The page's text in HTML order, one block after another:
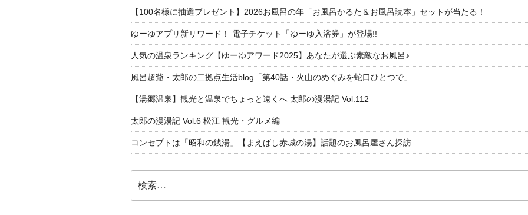
【100名様に抽選プレゼント】2026お風呂の年「お風呂かるた＆お風呂読本」セットが当たる！
ゆーゆアプリ新リワード！ 電子チケット「ゆーゆ入浴券」が登場!!
人気の温泉ランキング【ゆーゆアワード2025】あなたが選ぶ素敵なお風呂♪
風呂超爺・太郎の二拠点生活blog「第40話・火山のめぐみを蛇口ひとつで」
【湯郷温泉】観光と温泉でちょっと遠くへ 太郎の漫湯記 Vol.112
太郎の漫湯記 Vol.6 松江 観光・グルメ編
コンセプトは「昭和の銭湯」【まえばし赤城の湯】話題のお風呂屋さん探訪
索: